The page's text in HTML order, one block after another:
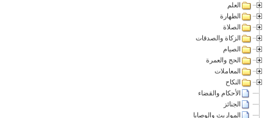
العلم
الطهارة
الصلاة
الزكاة والصدقات
الصيام
الحج والعمرة
المعاملات
النكاح
الأحكام والقضاء
الجنائز
المواريث والوصايا